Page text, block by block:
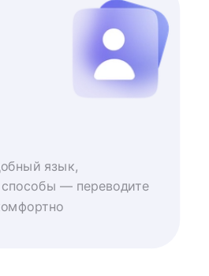
язык,
— переводите